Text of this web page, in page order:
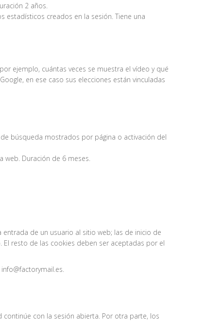
2 años.
estadísticos creados en la sesión. Tiene una
ejemplo, cuántas veces se muestra el vídeo y qué
en ese caso sus elecciones están vinculadas
búsqueda mostrados por página o activación del
web. Duración de 6 meses.
de un usuario al sitio web; las de inicio de
El resto de las cookies deben ser aceptadas por el
info@factorymail.es.
con la sesión abierta. Por otra parte, los